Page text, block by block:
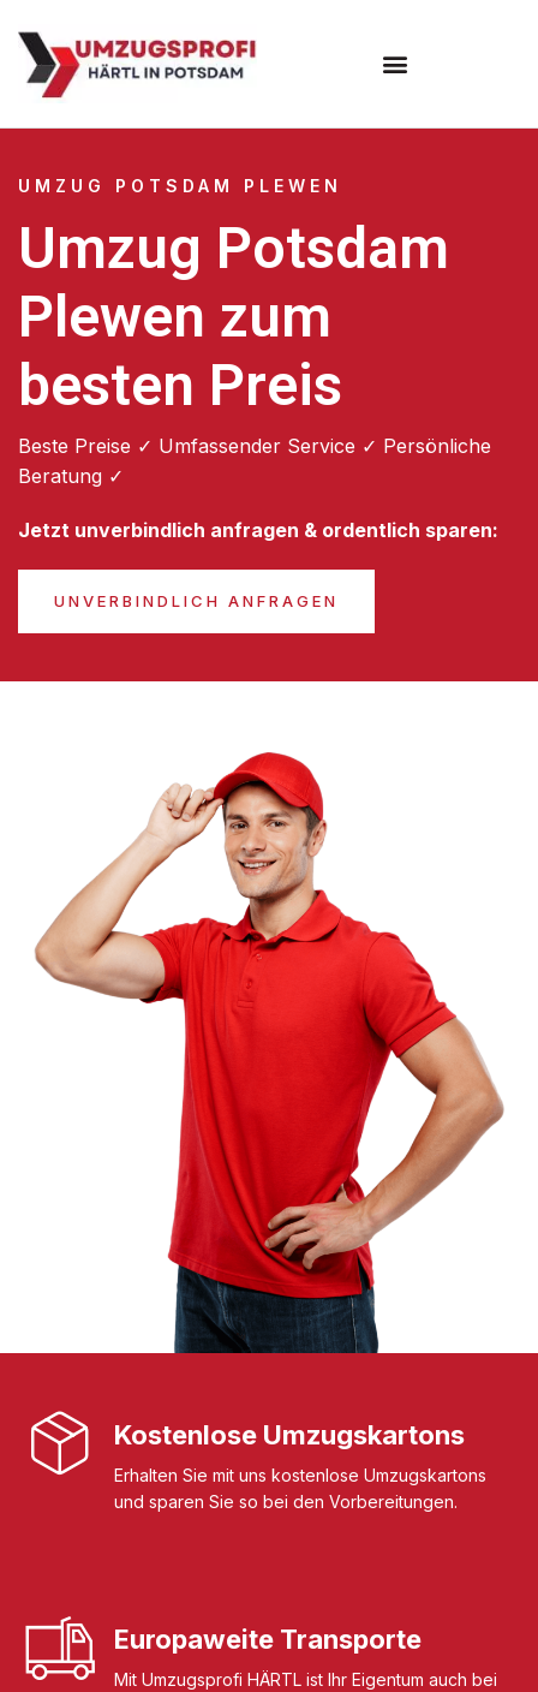
UMZUG POTSDAM PLEWEN
Umzug Potsdam
Plewen zum
besten Preis
Beste Preise ✓ Umfassender Service ✓ Persönliche
Beratung ✓
Jetzt unverbindlich anfragen & ordentlich sparen:
UNVERBINDLICH ANFRAGEN
Kostenlose Umzugskartons
Erhalten Sie mit uns kostenlose Umzugskartons
und sparen Sie so bei den Vorbereitungen.
Europaweite Transporte
Mit Umzugsprofi HÄRTL ist Ihr Eigentum auch bei